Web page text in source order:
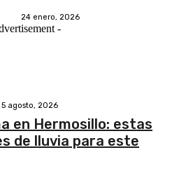
24 enero, 2026
-
5 agosto, 2026
en Hermosillo: estas
de lluvia para este